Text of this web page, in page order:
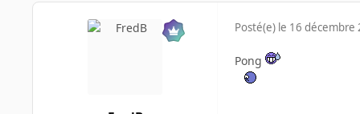
Posté(e) le 16 décembre
Pong